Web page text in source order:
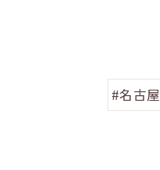
#名古屋